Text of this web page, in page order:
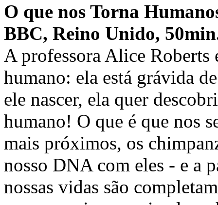
O que nos Torna
BBC, Reino Unido,
A professora Alice Roberts
humano: ela está grávida
ele nascer, ela quer
humano! O que é que nos
mais próximos, os
nosso DNA com eles - e a
nossas vidas são